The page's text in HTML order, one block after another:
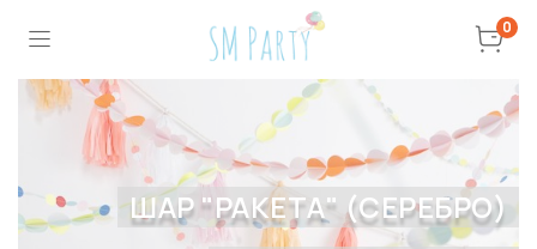
0
ШАР "РАКЕТА" (СЕРЕБРО)